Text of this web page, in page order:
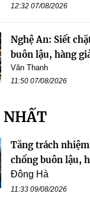
12:32 07/08/2026
Nghệ An: Siết
buôn lậu, hàng
Văn Thanh
11:50 07/08/2026
Tăng trách
chống buôn lậu,
Đông Hà
11:33 09/08/2026